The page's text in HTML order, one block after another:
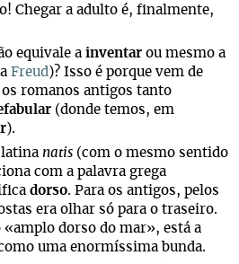
Chegar a adulto é, finalmente,
equivale a inventar ou mesmo a
Freud)? Isso é porque vem de
os romanos antigos tanto
(donde temos, em
).
natis (com o mesmo sentido
com a palavra grega
dorso. Para os antigos, pelos
era olhar só para o traseiro.
«amplo dorso do mar», está a
uma enormíssima bunda.